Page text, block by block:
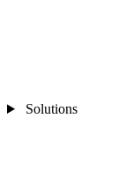
Solutions